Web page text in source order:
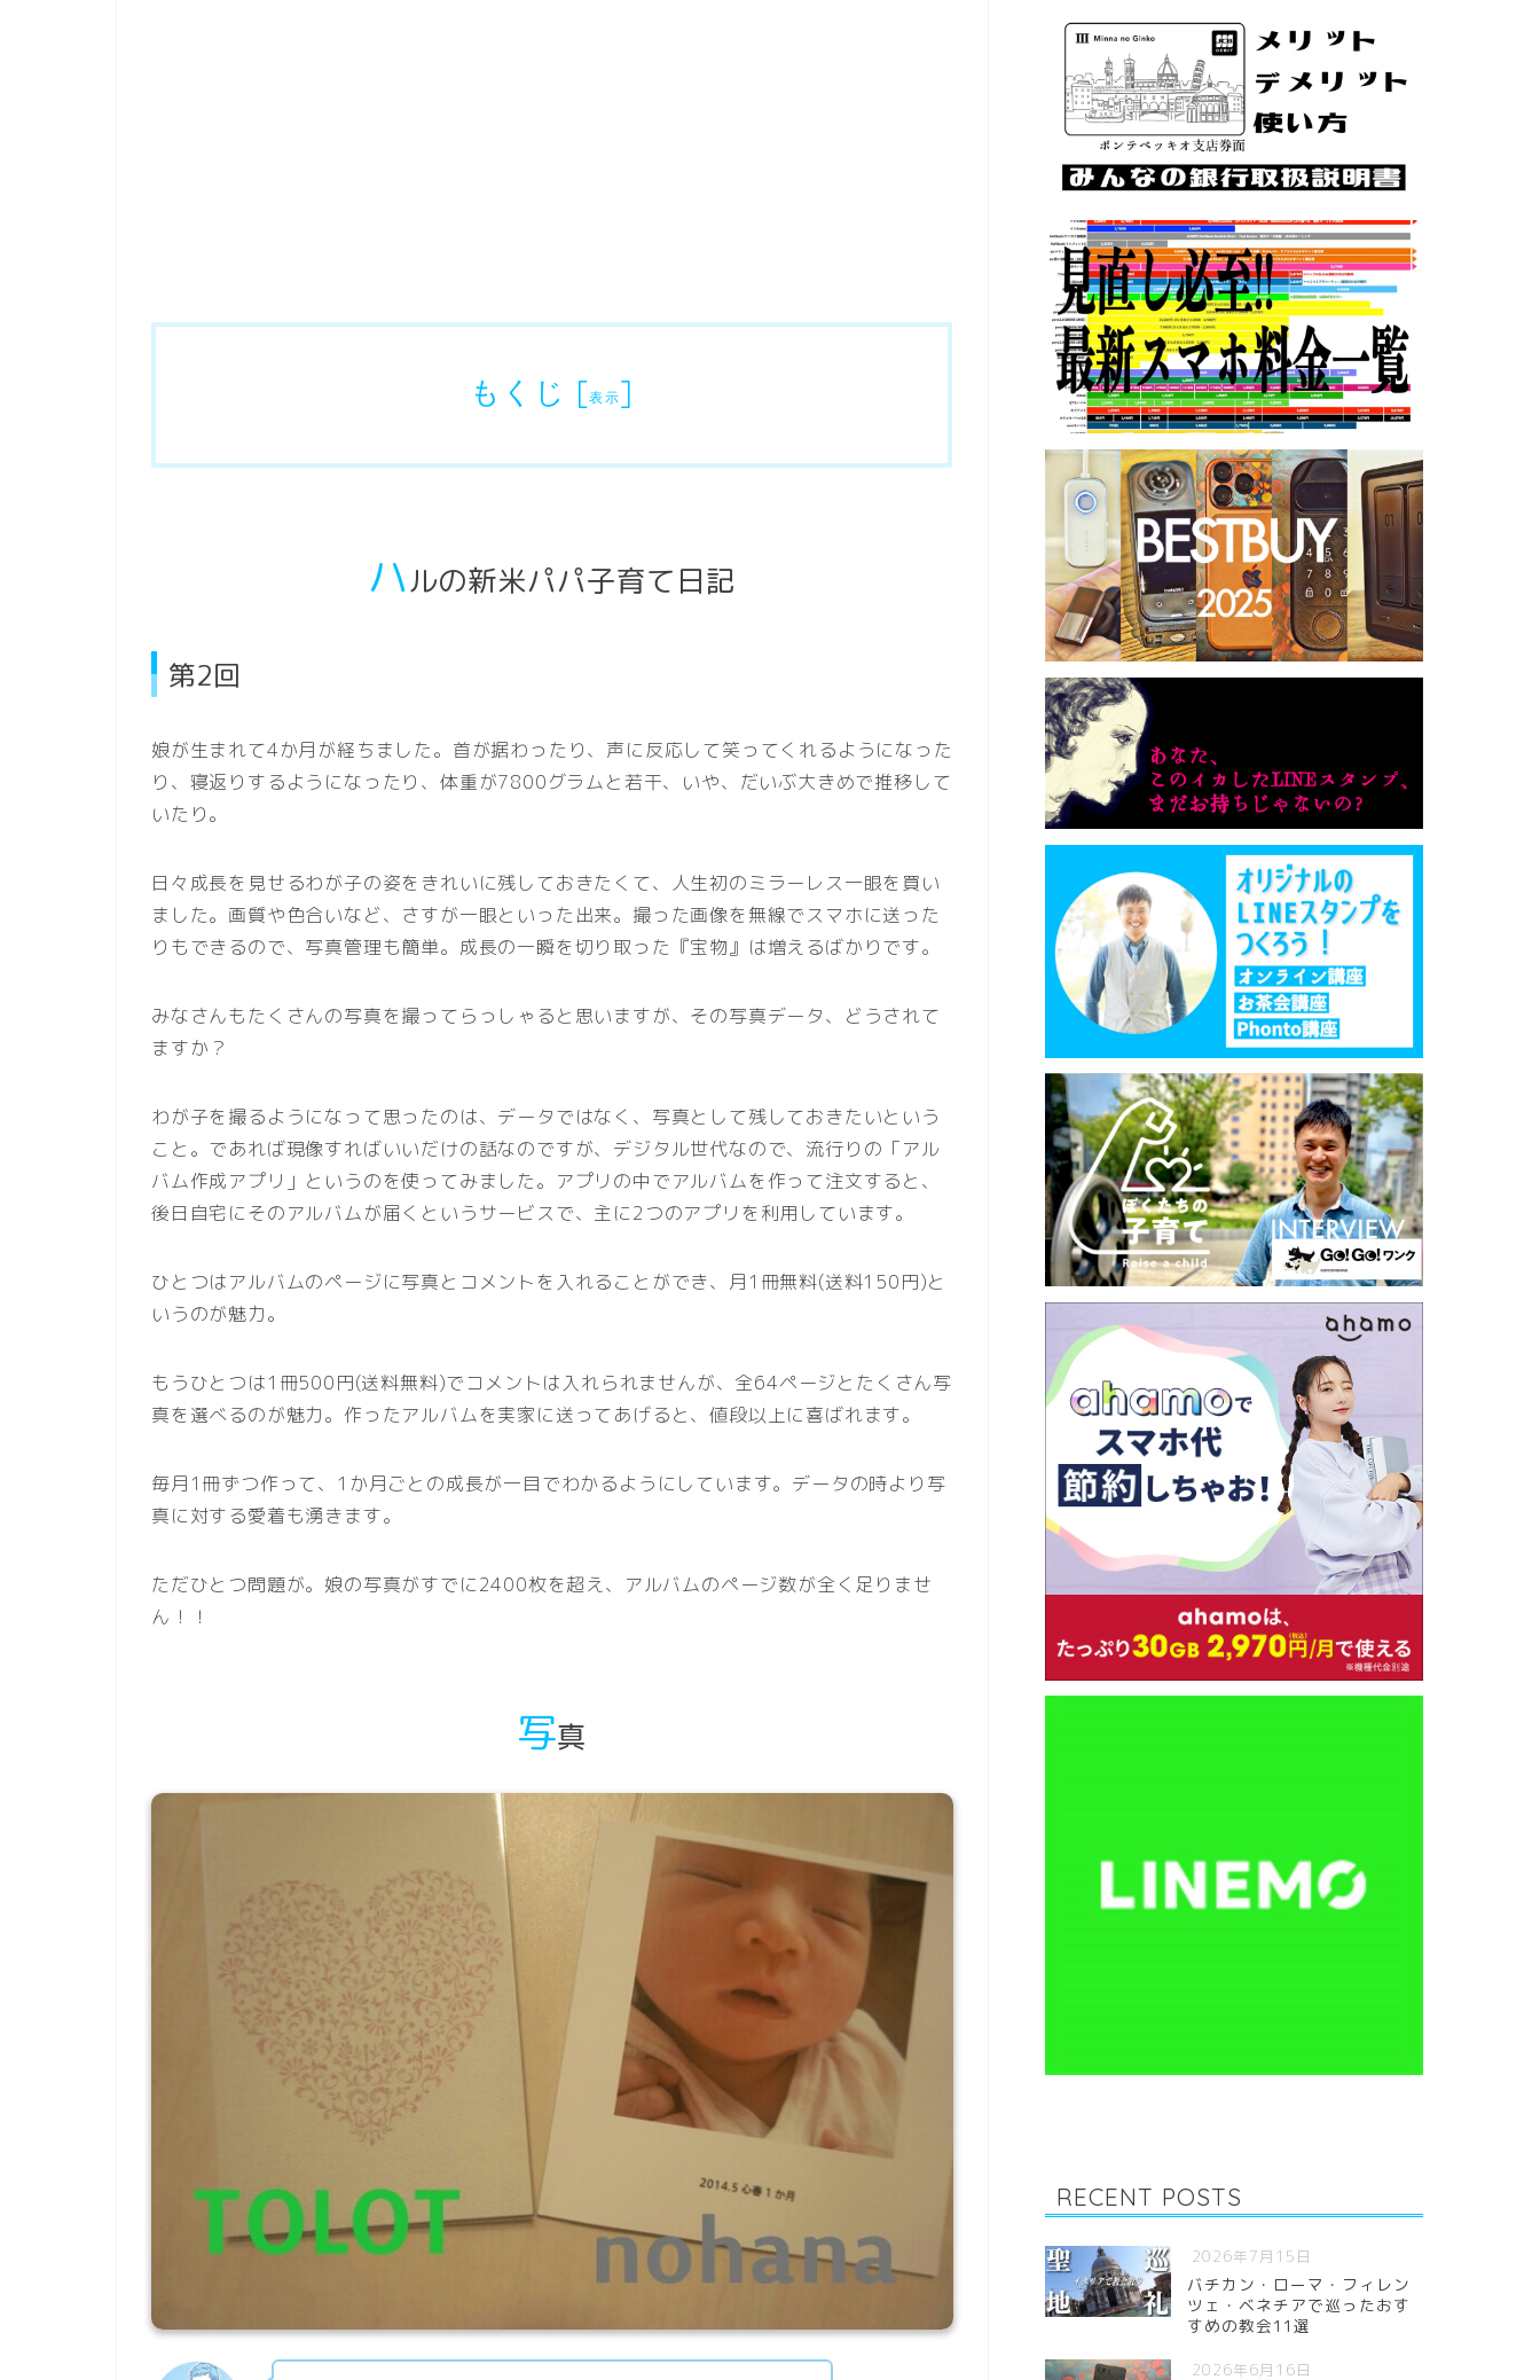
もくじ [表示]
ハルの新米パパ子育て日記
第2回
娘が生まれて4か月が経ちました。首が据わったり、声に反応して笑ってくれるようになった
り、寝返りするようになったり、体重が7800グラムと若干、いや、だいぶ大きめで推移して
いたり。
日々成長を見せるわが子の姿をきれいに残しておきたくて、人生初のミラーレス一眼を買い
ました。画質や色合いなど、さすが一眼といった出来。撮った画像を無線でスマホに送った
りもできるので、写真管理も簡単。成長の一瞬を切り取った『宝物』は増えるばかりです。
みなさんもたくさんの写真を撮ってらっしゃると思いますが、その写真データ、どうされて
ますか？
わが子を撮るようになって思ったのは、データではなく、写真として残しておきたいという
こと。であれば現像すればいいだけの話なのですが、デジタル世代なので、流行りの「アル
バム作成アプリ」というのを使ってみました。アプリの中でアルバムを作って注文すると、
後日自宅にそのアルバムが届くというサービスで、主に2つのアプリを利用しています。
ひとつはアルバムのページに写真とコメントを入れることができ、月1冊無料(送料150円)と
いうのが魅力。
もうひとつは1冊500円(送料無料)でコメントは入れられませんが、全64ページとたくさん写
真を選べるのが魅力。作ったアルバムを実家に送ってあげると、値段以上に喜ばれます。
毎月1冊ずつ作って、1か月ごとの成長が一目でわかるようにしています。データの時より写
真に対する愛着も湧きます。
ただひとつ問題が。娘の写真がすでに2400枚を超え、アルバムのページ数が全く足りませ
ん！！
写真
RECENT POSTS
2026年7月15日
バチカン・ローマ・フィレン
ツェ・ベネチアで巡ったおす
すめの教会11選
2026年6月16日